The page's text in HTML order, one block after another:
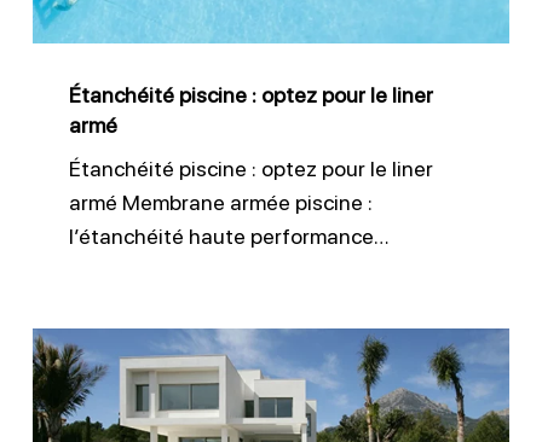
liner
Étanchéité piscine : optez pour le liner
armé
Étanchéité piscine : optez pour le liner
armé Membrane armée piscine :
l’étanchéité haute performance…
Liner
150/100
pour